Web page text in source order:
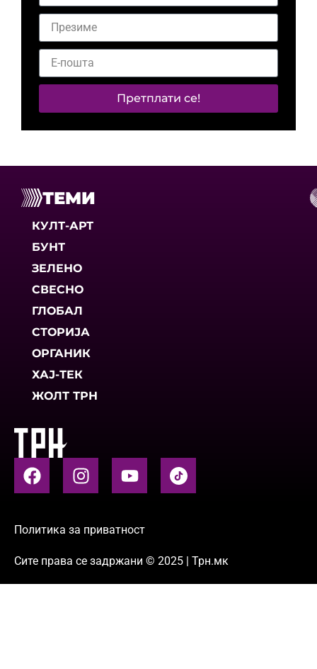
Претплати се!
ТЕМИ
КУЛТ-АРТ
БУНТ
ЗЕЛЕНО
СВЕСНО
ГЛОБАЛ
СТОРИЈА
ОРГАНИК
ХАЈ-ТЕК
ЖОЛТ ТРН
Политика за приватност
Сите права се задржани © 2025 | Трн.мк